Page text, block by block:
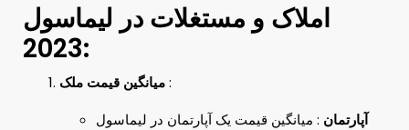
املاک و مستغلات در لیماسول
2023:
میانگین قیمت ملک:
آپارتمان : میانگین قیمت یک آپارتمان در لیماسول